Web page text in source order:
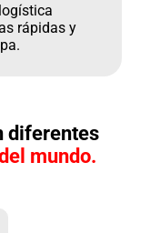
rápidas y
diferentes
mundo.